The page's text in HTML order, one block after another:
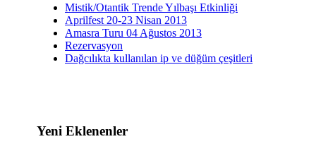
Mistik/Otantik Trende Yılbaşı Etkinliği
Aprilfest 20-23 Nisan 2013
Amasra Turu 04 Ağustos 2013
Rezervasyon
Dağcılıkta kullanılan ip ve düğüm çeşitleri
Yeni Eklenenler